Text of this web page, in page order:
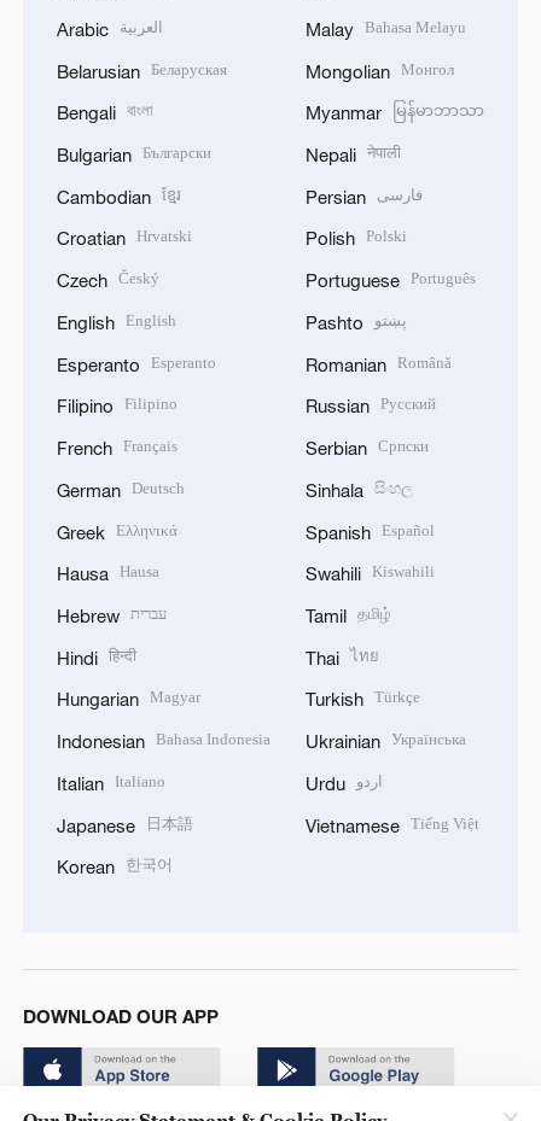
Arabic العربية
Belarusian Беларуская
Bengali বাংলা
Bulgarian Български
Cambodian ខ្មែរ
Croatian Hrvatski
Czech Český
English English
Esperanto Esperanto
Filipino Filipino
French Français
German Deutsch
Greek Ελληνικά
Hausa Hausa
Hebrew עברית
Hindi हिन्दी
Hungarian Magyar
Indonesian Bahasa Indonesia
Italian Italiano
Japanese 日本語
Korean 한국어
Malay Bahasa Melayu
Mongolian Монгол
Myanmar မြန်မာဘာသာ
Nepali नेपाली
Persian فارسی
Polish Polski
Portuguese Português
Pashto پښتو
Romanian Română
Russian Русский
Serbian Српски
Sinhala සිංහල
Spanish Español
Swahili Kiswahili
Tamil தமிழ்
Thai ไทย
Turkish Türkçe
Ukrainian Українська
Urdu اردو
Vietnamese Tiếng Việt
DOWNLOAD OUR APP